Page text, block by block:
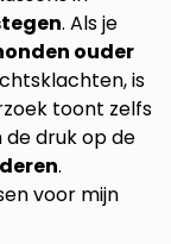
. Als je
ouder
is
toont zelfs
druk op de
.
voor mijn